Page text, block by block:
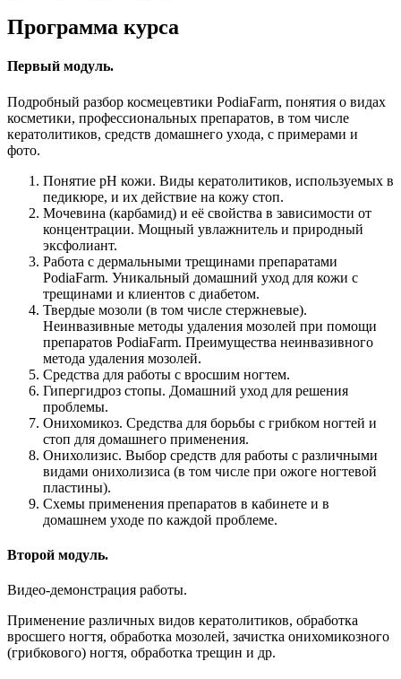
Программа курса
Первый модуль.
Подробный разбор космецевтики PodiaFarm, понятия о видах
косметики, профессиональных препаратов, в том числе
кератолитиков, средств домашнего ухода, с примерами и
фото.
Понятие рН кожи. Виды кератолитиков, используемых в
педикюре, и их действие на кожу стоп.
Мочевина (карбамид) и её свойства в зависимости от
концентрации. Мощный увлажнитель и природный
эксфолиант.
Работа с дермальными трещинами препаратами
PodiaFarm. Уникальный домашний уход для кожи с
трещинами и клиентов с диабетом.
Твердые мозоли (в том числе стержневые).
Неинвазивные методы удаления мозолей при помощи
препаратов PodiaFarm. Преимущества неинвазивного
метода удаления мозолей.
Средства для работы с вросшим ногтем.
Гипергидроз стопы. Домашний уход для решения
проблемы.
Онихомикоз. Средства для борьбы с грибком ногтей и
стоп для домашнего применения.
Онихолизис. Выбор средств для работы с различными
видами онихолизиса (в том числе при ожоге ногтевой
пластины).
Схемы применения препаратов в кабинете и в
домашнем уходе по каждой проблеме.
Второй модуль.
Видео-демонстрация работы.
Применение различных видов кератолитиков, обработка
вросшего ногтя, обработка мозолей, зачистка онихомикозного
(грибкового) ногтя, обработка трещин и др.